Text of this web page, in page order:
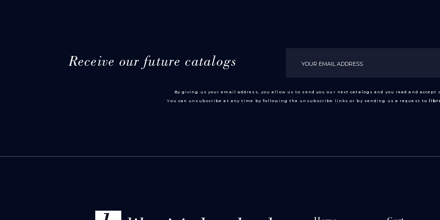
Receive our future catalogs
By giving us your email address, you allow us to send you our next catalogs and you read and accept
You can unsubscribe at any time by following the unsubscribe links or by sending us a request to